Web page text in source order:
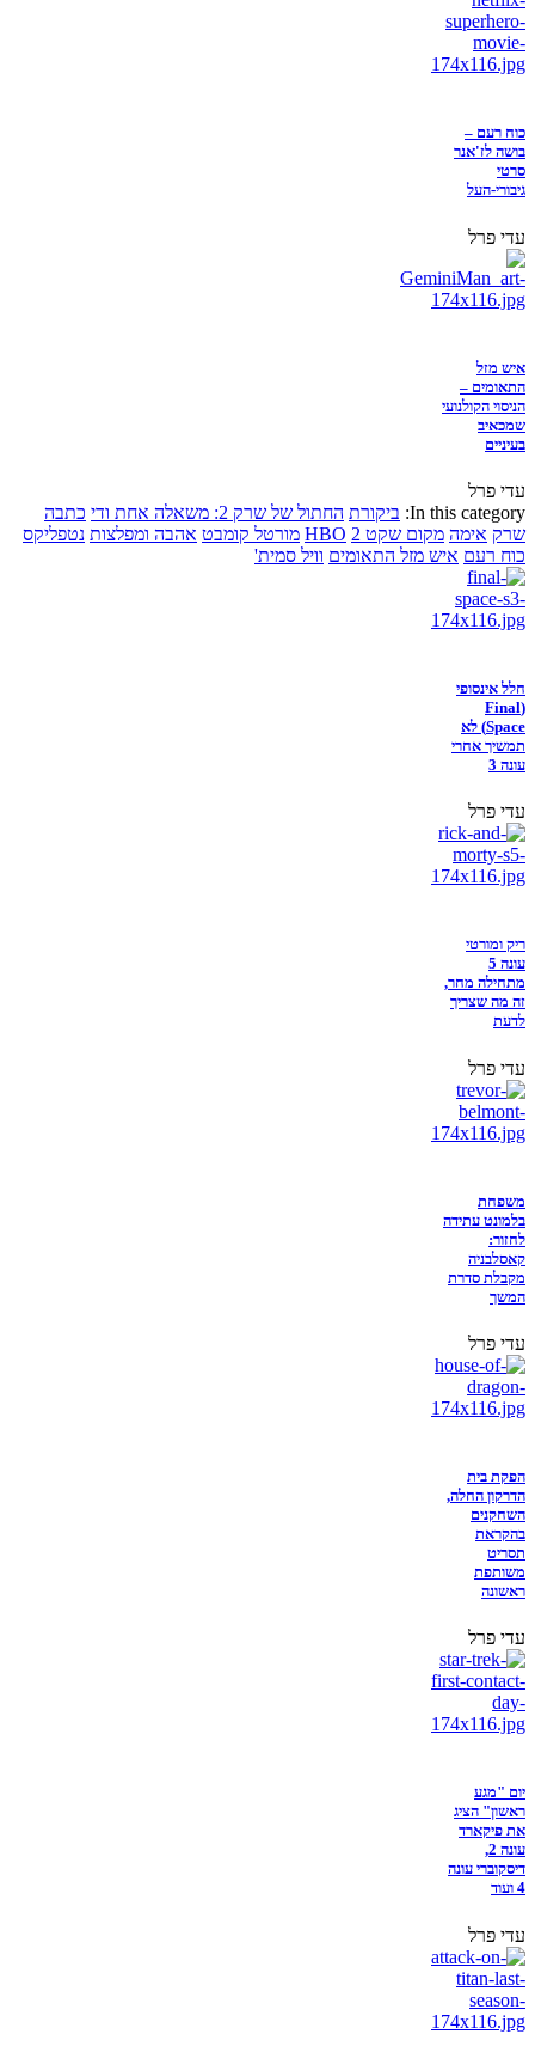
כוח רעם –
בושה לז'אנר
סרטי
גיבורי-העל
עדי פרל
איש מזל
התאומים –
הניסוי הקולנועי
שמכאיב
בעיניים
עדי פרל
In this category: ביקורת החתול של שרק 2: משאלה אחת ודי
כתבה
שרק אימה מקום שקט 2 HBO מורטל קומבט אהבה ומפלצות נטפליקס
כוח רעם איש מזל התאומים וויל סמית'
חלל אינסופי
(Final
Space) לא
תמשיך אחרי
עונה 3
עדי פרל
ריק ומורטי
עונה 5
מתחילה מחר,
זה מה שצריך
לדעת
עדי פרל
משפחת
בלמונט עתידה
לחזור:
קאסלבניה
מקבלת סדרת
המשך
עדי פרל
הפקת בית
הדרקון החלה,
השחקנים
בהקראת
תסריט
משותפת
ראשונה
עדי פרל
יום "מגע
ראשון" הציג
את פיקארד
עונה 2,
דיסקוברי עונה
4 ועוד
עדי פרל